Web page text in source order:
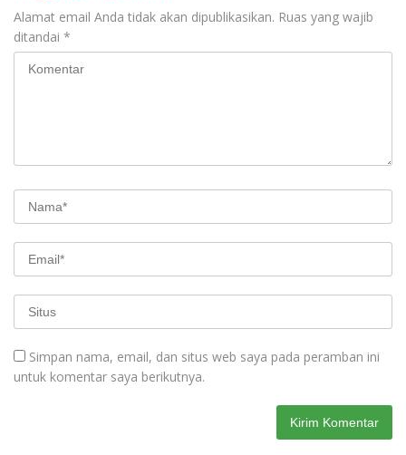
Alamat email Anda tidak akan dipublikasikan. Ruas yang wajib
ditandai *
Simpan nama, email, dan situs web saya pada peramban ini
untuk komentar saya berikutnya.